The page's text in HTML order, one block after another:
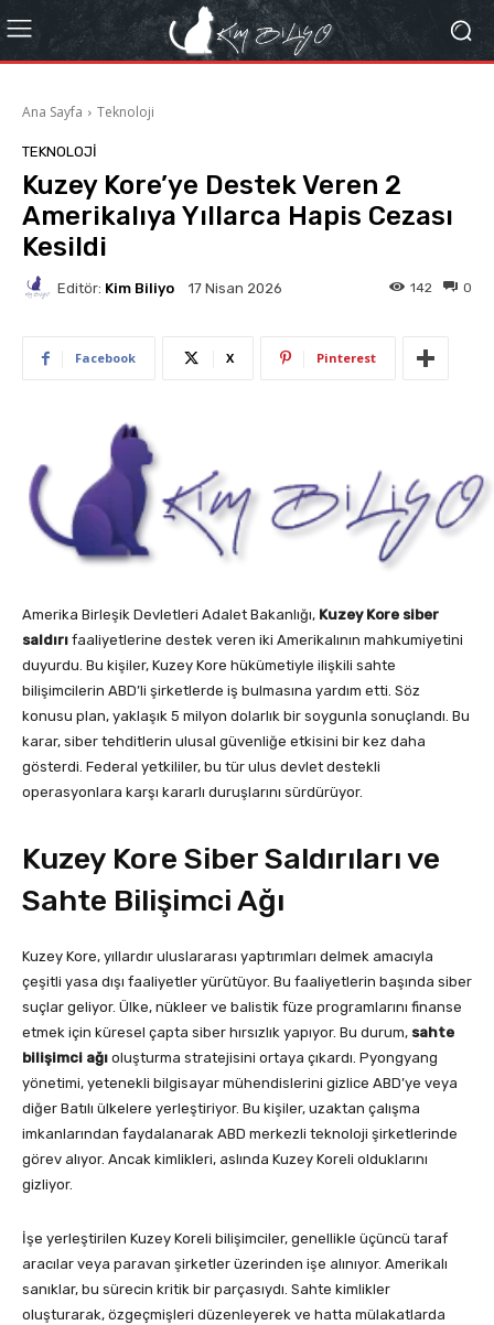
Ana Sayfa Teknoloji
TEKNOLOJI
Kuzey Kore’ye Destek Veren 2
Amerikalıya Yıllarca Hapis Cezası
Kesildi
Editör: Kim Biliyo 17 Nisan 2026 0
142
Facebook X Pinterest
Amerika Birleşik Devletleri Adalet Bakanlığı, Kuzey Kore siber
saldırı faaliyetlerine destek veren iki Amerikalının mahkumiyetini
duyurdu. Bu kişiler, Kuzey Kore hükümetiyle ilişkili sahte
bilişimcilerin ABD’li şirketlerde iş bulmasına yardım etti. Söz
konusu plan, yaklaşık 5 milyon dolarlık bir soygunla sonuçlandı. Bu
karar, siber tehditlerin ulusal güvenliğe etkisini bir kez daha
gösterdi. Federal yetkililer, bu tür ulus devlet destekli
operasyonlara karşı kararlı duruşlarını sürdürüyor.
Kuzey Kore Siber Saldırıları ve
Sahte Bilişimci Ağı
Kuzey Kore, yıllardır uluslararası yaptırımları delmek amacıyla
çeşitli yasa dışı faaliyetler yürütüyor. Bu faaliyetlerin başında siber
suçlar geliyor. Ülke, nükleer ve balistik füze programlarını finanse
etmek için küresel çapta siber hırsızlık yapıyor. Bu durum, sahte
bilişimci ağı oluşturma stratejisini ortaya çıkardı. Pyongyang
yönetimi, yetenekli bilgisayar mühendislerini gizlice ABD’ye veya
diğer Batılı ülkelere yerleştiriyor. Bu kişiler, uzaktan çalışma
imkanlarından faydalanarak ABD merkezli teknoloji şirketlerinde
görev alıyor. Ancak kimlikleri, aslında Kuzey Koreli olduklarını
gizliyor.
İşe yerleştirilen Kuzey Koreli bilişimciler, genellikle üçüncü taraf
aracılar veya paravan şirketler üzerinden işe alınıyor. Amerikalı
sanıklar, bu sürecin kritik bir parçasıydı. Sahte kimlikler
oluşturarak, özgeçmişleri düzenleyerek ve hatta mülakatlarda